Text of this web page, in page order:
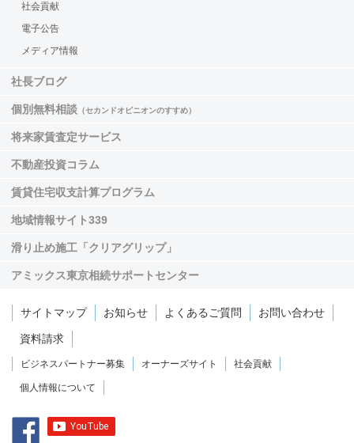
社会貢献
電子公告
メディア情報
社長ブログ
個別無料相談 （セカンドオピニオンのすすめ）
将来家賃査定サービス
不動産投資コラム
賃貸住宅収支計算プログラム
地域情報サイト339
滑り止め施工「クリアグリップ」
アミックス東京相続サポートセンター
サイトマップ お知らせ よくあるご質問 お問い合わせ
資料請求
ビジネスパートナー募集 オーナーズサイト 社会貢献
個人情報について